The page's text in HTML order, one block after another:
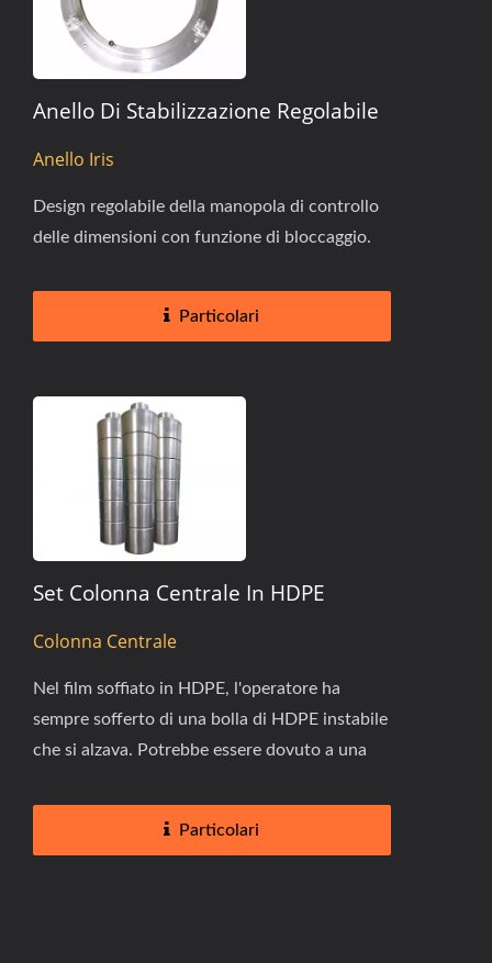
Anello Di Stabilizzazione Regolabile
Anello Iris
Design regolabile della manopola di controllo
delle dimensioni con funzione di bloccaggio.
Particolari
Set Colonna Centrale In HDPE
Colonna Centrale
Nel film soffiato in HDPE, l'operatore ha
sempre sofferto di una bolla di HDPE instabile
che si alzava. Potrebbe essere dovuto a una
Particolari